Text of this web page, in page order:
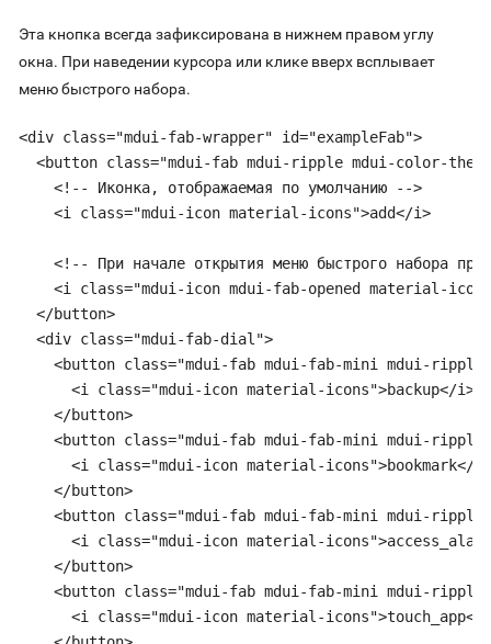
Эта кнопка всегда зафиксирована в нижнем правом углу
окна. При наведении курсора или клике вверх всплывает
меню быстрого набора.
<div class="mdui-fab-wrapper" id="exampleFab">
<button class="mdui-fab mdui-ripple mdui-color-
    <!-- Иконка, отображаемая по умолчанию -->
    <i class="mdui-icon material-icons">add</i>
<!-- При начале открытия меню быстрого набора
<i class="mdui-icon mdui-fab-opened material-
  </button>
  <div class="mdui-fab-dial">
<button class="mdui-fab mdui-fab-mini mdui-ripple
      <i class="mdui-icon material-icons">backup</i>
    </button>
<button class="mdui-fab mdui-fab-mini mdui-ripple
      <i class="mdui-icon material-icons">bookmark</i>
    </button>
<button class="mdui-fab mdui-fab-mini mdui-ripple
<i class="mdui-icon material-
    </button>
<button class="mdui-fab mdui-fab-mini mdui-ripple
<i class="mdui-icon material-icons">touch_app</